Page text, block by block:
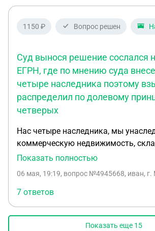
не приходят за последние 3 года? Так же вопрос
3 года?
1150 ₽ Вопрос решен
Суд вынося решение сослался
ЕГРН, где по мнению суда
четыре наследника поэтому
распределил по долевому
четверых
Нас четыре наследника, мы
коммерческую недвижимость,
наследника включены в выписку
один, это я, нет, т.к. ,не получил с-во
наследство. Весной на автомобиль гражданина
упал снег с крыши нашего склада.
первой инстанции с нас взыскал,
Показать полностью
06 мая, 19:19, вопрос №4945668, иван, г.
7 ответов
Показать еще 15